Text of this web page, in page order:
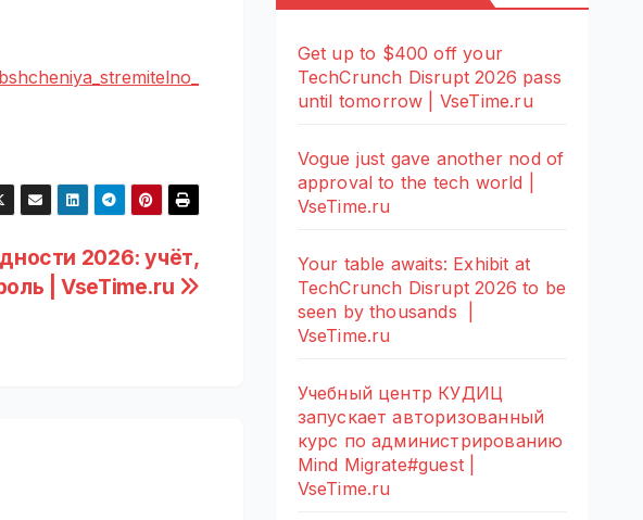
2026: учёт,
| VseTime.ru
Get up to $400 off your
TechCrunch Disrupt 2026 pass
until tomorrow | VseTime.ru
Vogue just gave another nod of
approval to the tech world |
VseTime.ru
Your table awaits: Exhibit at
TechCrunch Disrupt 2026 to be
seen by thousands |
VseTime.ru
Учебный центр КУДИЦ
запускает авторизованный
курс по администрированию
Mind Migrate#guest |
VseTime.ru